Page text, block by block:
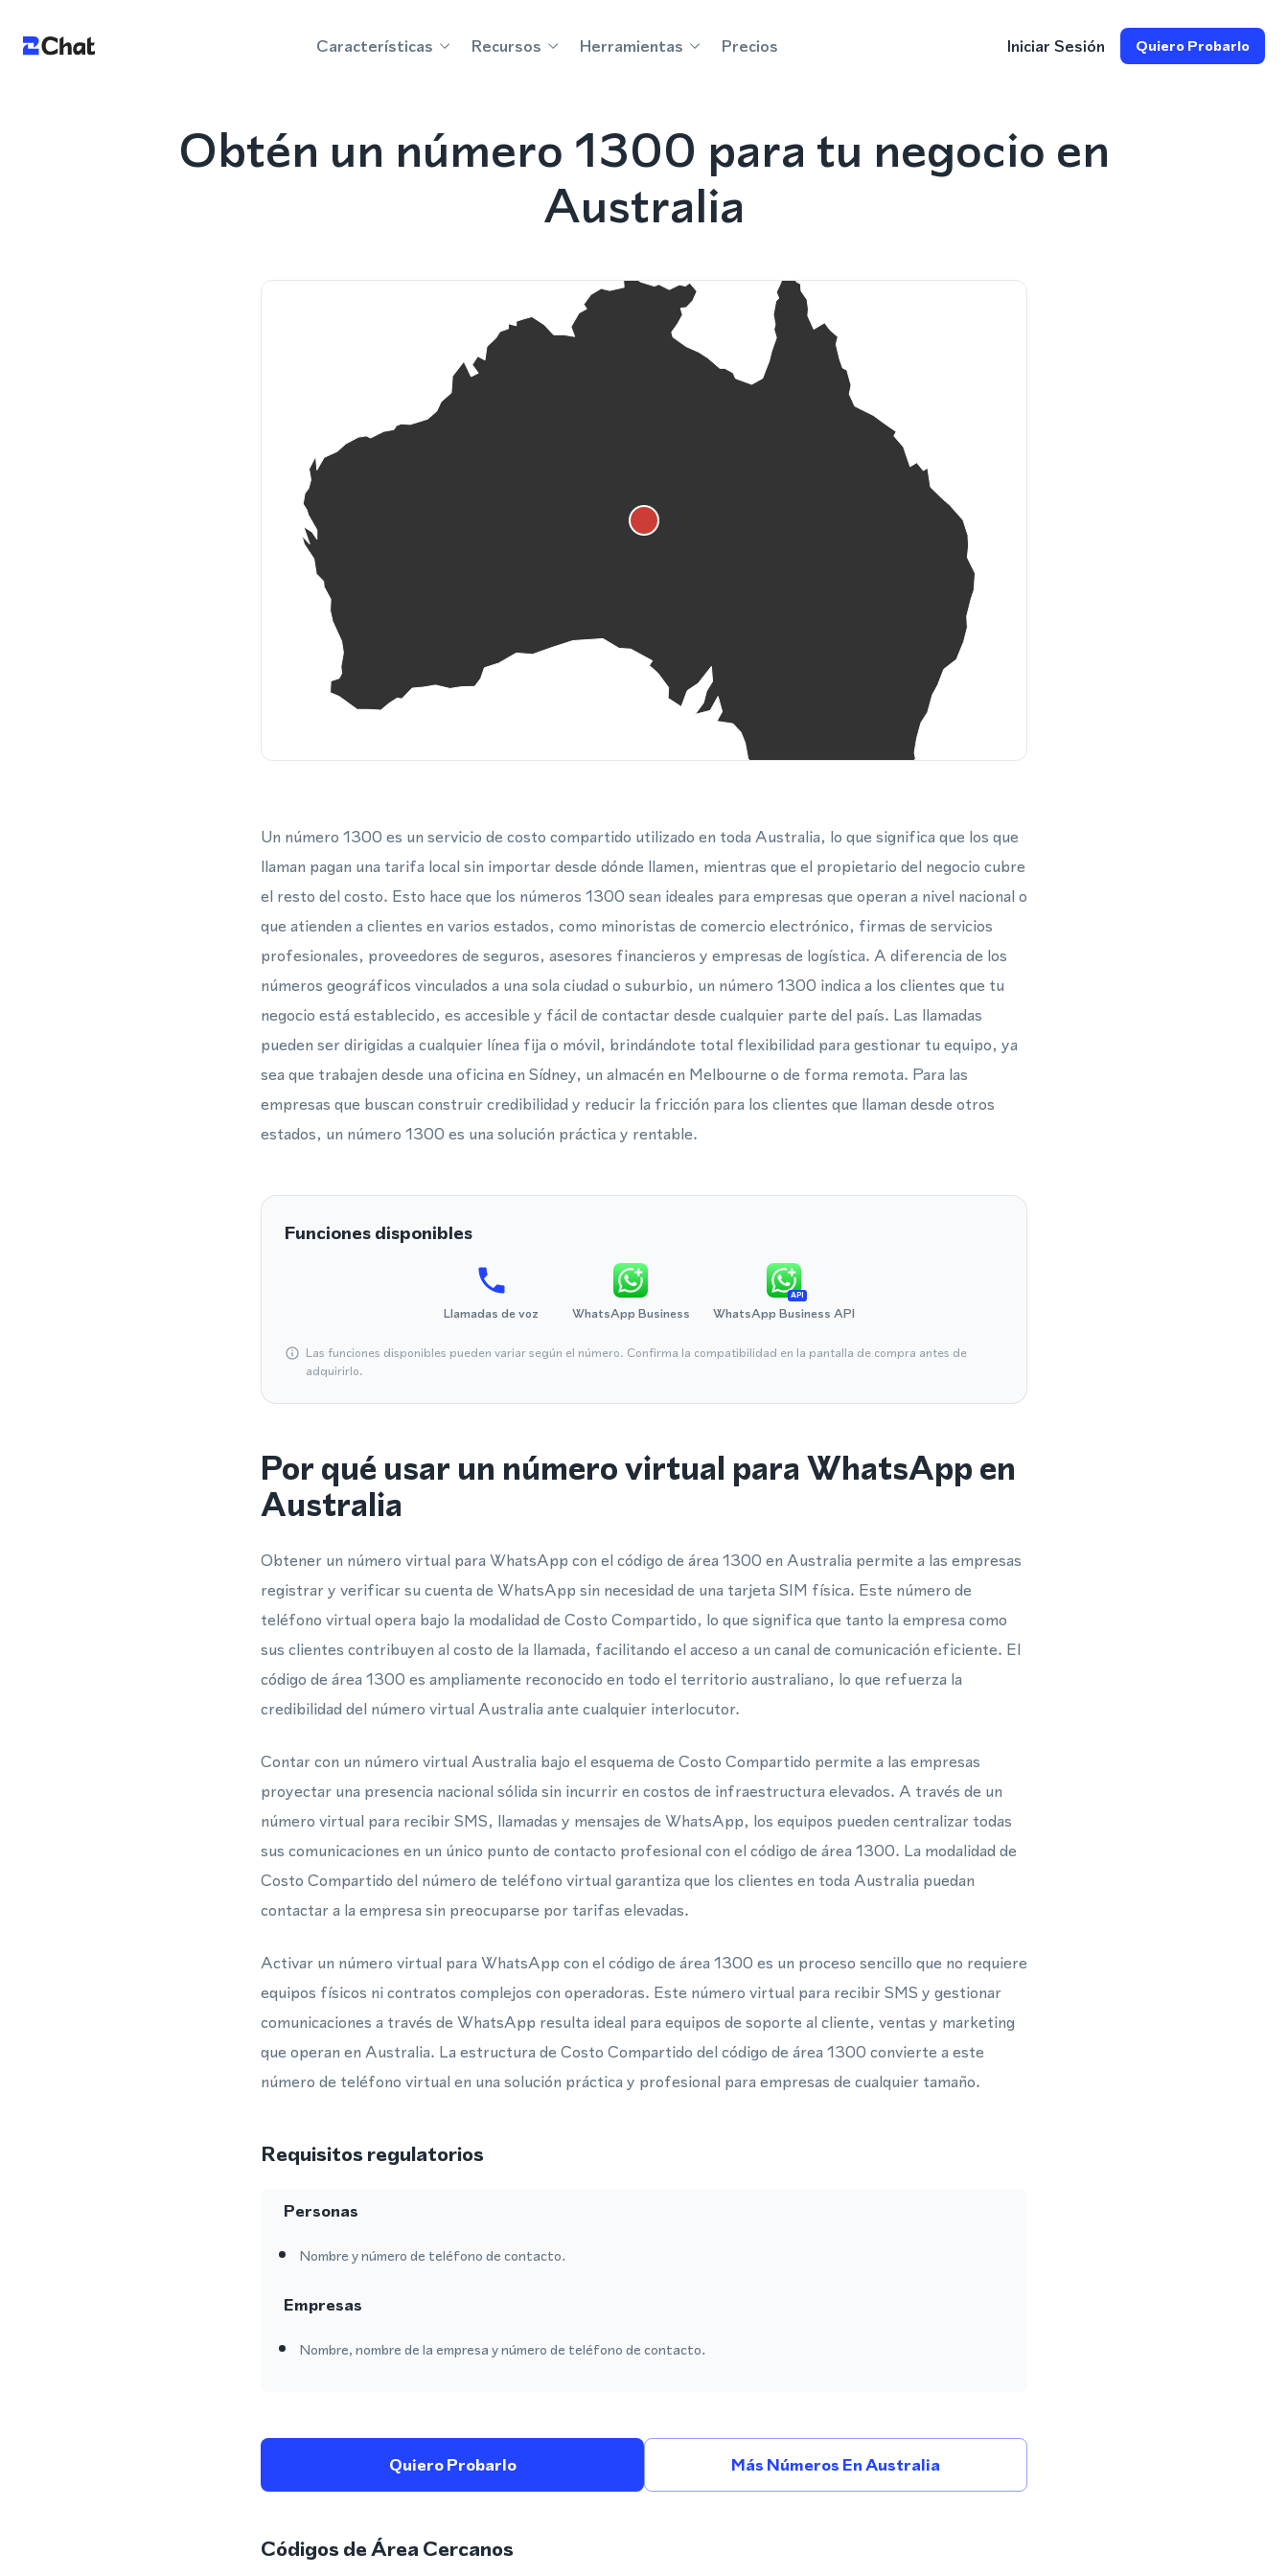
Características Recursos Herramientas Precios Iniciar Sesión Quiero Probarlo
Obtén un número 1300 para tu negocio en
Australia
Un número 1300 es un servicio de costo compartido utilizado en toda Australia, lo que significa que los que
llaman pagan una tarifa local sin importar desde dónde llamen, mientras que el propietario del negocio cubre
el resto del costo. Esto hace que los números 1300 sean ideales para empresas que operan a nivel nacional o
que atienden a clientes en varios estados, como minoristas de comercio electrónico, firmas de servicios
profesionales, proveedores de seguros, asesores financieros y empresas de logística. A diferencia de los
números geográficos vinculados a una sola ciudad o suburbio, un número 1300 indica a los clientes que tu
negocio está establecido, es accesible y fácil de contactar desde cualquier parte del país. Las llamadas
pueden ser dirigidas a cualquier línea fija o móvil, brindándote total flexibilidad para gestionar tu equipo, ya
sea que trabajen desde una oficina en Sídney, un almacén en Melbourne o de forma remota. Para las
empresas que buscan construir credibilidad y reducir la fricción para los clientes que llaman desde otros
estados, un número 1300 es una solución práctica y rentable.
Funciones disponibles
Llamadas de voz WhatsApp Business
API
WhatsApp Business API
Las funciones disponibles pueden variar según el número. Confirma la compatibilidad en la pantalla de compra antes de
adquirirlo.
Por qué usar un número virtual para WhatsApp en
Australia
Obtener un número virtual para WhatsApp con el código de área 1300 en Australia permite a las empresas
registrar y verificar su cuenta de WhatsApp sin necesidad de una tarjeta SIM física. Este número de
teléfono virtual opera bajo la modalidad de Costo Compartido, lo que significa que tanto la empresa como
sus clientes contribuyen al costo de la llamada, facilitando el acceso a un canal de comunicación eficiente. El
código de área 1300 es ampliamente reconocido en todo el territorio australiano, lo que refuerza la
credibilidad del número virtual Australia ante cualquier interlocutor.
Contar con un número virtual Australia bajo el esquema de Costo Compartido permite a las empresas
proyectar una presencia nacional sólida sin incurrir en costos de infraestructura elevados. A través de un
número virtual para recibir SMS, llamadas y mensajes de WhatsApp, los equipos pueden centralizar todas
sus comunicaciones en un único punto de contacto profesional con el código de área 1300. La modalidad de
Costo Compartido del número de teléfono virtual garantiza que los clientes en toda Australia puedan
contactar a la empresa sin preocuparse por tarifas elevadas.
Activar un número virtual para WhatsApp con el código de área 1300 es un proceso sencillo que no requiere
equipos físicos ni contratos complejos con operadoras. Este número virtual para recibir SMS y gestionar
comunicaciones a través de WhatsApp resulta ideal para equipos de soporte al cliente, ventas y marketing
que operan en Australia. La estructura de Costo Compartido del código de área 1300 convierte a este
número de teléfono virtual en una solución práctica y profesional para empresas de cualquier tamaño.
Requisitos regulatorios
Personas
Nombre y número de teléfono de contacto.
Empresas
Nombre, nombre de la empresa y número de teléfono de contacto.
Quiero Probarlo Más Números En Australia
Códigos de Área Cercanos